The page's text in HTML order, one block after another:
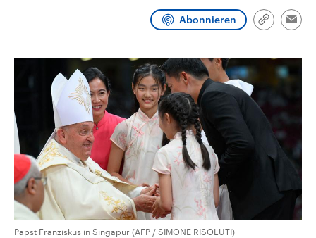
Bundesland von einer Koalition aus
und Hintergründe zu den Parteien
und Kandidaten der anstehenden
Wahl.
den mächtigsten Ländern
mit großem Einfluss auf
aktuelle Weltgeschehen.
Sendungen Programm Podcasts
Audio-Archiv
Abonnieren
Link
Papst Franziskus in Singapur (AFP / SIMONE RISOLUTI)